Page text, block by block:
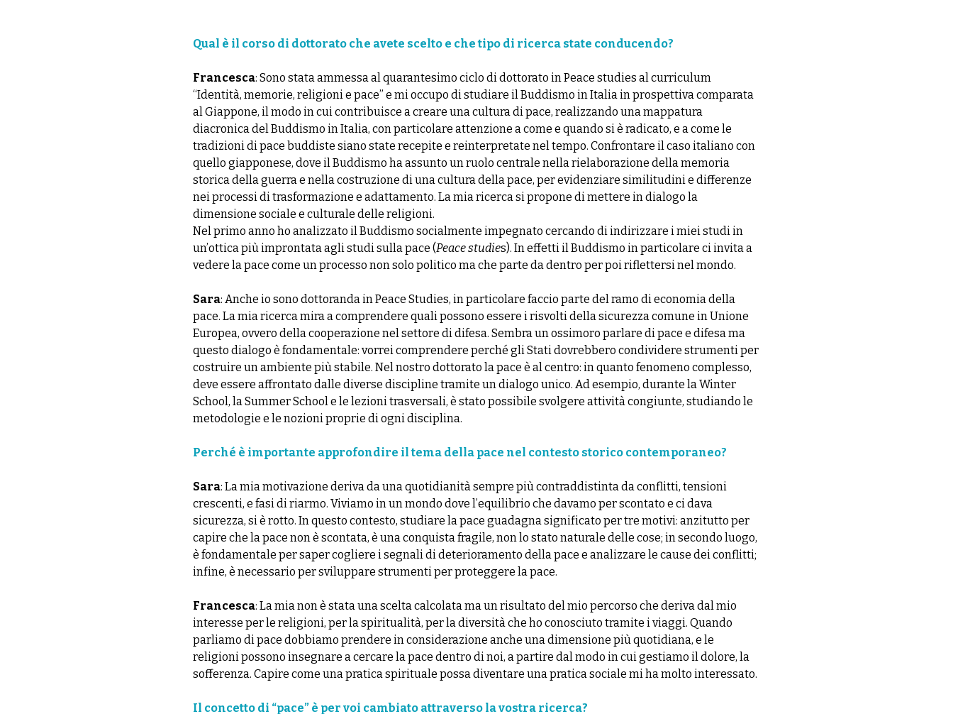
Qual è il corso di dottorato che avete scelto e che tipo di ricerca state conducendo?
Francesca: Sono stata ammessa al quarantesimo ciclo di dottorato in Peace studies al curriculum
“Identità, memorie, religioni e pace” e mi occupo di studiare il Buddismo in Italia in prospettiva comparata
al Giappone, il modo in cui contribuisce a creare una cultura di pace, realizzando una mappatura
diacronica del Buddismo in Italia, con particolare attenzione a come e quando si è radicato, e a come le
tradizioni di pace buddiste siano state recepite e reinterpretate nel tempo. Confrontare il caso italiano con
quello giapponese, dove il Buddismo ha assunto un ruolo centrale nella rielaborazione della memoria
storica della guerra e nella costruzione di una cultura della pace, per evidenziare similitudini e differenze
nei processi di trasformazione e adattamento. La mia ricerca si propone di mettere in dialogo la
dimensione sociale e culturale delle religioni.
Nel primo anno ho analizzato il Buddismo socialmente impegnato cercando di indirizzare i miei studi in
un’ottica più improntata agli studi sulla pace (Peace studies). In effetti il Buddismo in particolare ci invita a
vedere la pace come un processo non solo politico ma che parte da dentro per poi riflettersi nel mondo.
Sara: Anche io sono dottoranda in Peace Studies, in particolare faccio parte del ramo di economia della
pace. La mia ricerca mira a comprendere quali possono essere i risvolti della sicurezza comune in Unione
Europea, ovvero della cooperazione nel settore di difesa. Sembra un ossimoro parlare di pace e difesa ma
questo dialogo è fondamentale: vorrei comprendere perché gli Stati dovrebbero condividere strumenti per
costruire un ambiente più stabile. Nel nostro dottorato la pace è al centro: in quanto fenomeno complesso,
deve essere affrontato dalle diverse discipline tramite un dialogo unico. Ad esempio, durante la Winter
School, la Summer School e le lezioni trasversali, è stato possibile svolgere attività congiunte, studiando le
metodologie e le nozioni proprie di ogni disciplina.
Perché è importante approfondire il tema della pace nel contesto storico contemporaneo?
Sara: La mia motivazione deriva da una quotidianità sempre più contraddistinta da conflitti, tensioni
crescenti, e fasi di riarmo. Viviamo in un mondo dove l’equilibrio che davamo per scontato e ci dava
sicurezza, si è rotto. In questo contesto, studiare la pace guadagna significato per tre motivi: anzitutto per
capire che la pace non è scontata, è una conquista fragile, non lo stato naturale delle cose; in secondo luogo,
è fondamentale per saper cogliere i segnali di deterioramento della pace e analizzare le cause dei conflitti;
infine, è necessario per sviluppare strumenti per proteggere la pace.
Francesca: La mia non è stata una scelta calcolata ma un risultato del mio percorso che deriva dal mio
interesse per le religioni, per la spiritualità, per la diversità che ho conosciuto tramite i viaggi. Quando
parliamo di pace dobbiamo prendere in considerazione anche una dimensione più quotidiana, e le
religioni possono insegnare a cercare la pace dentro di noi, a partire dal modo in cui gestiamo il dolore, la
sofferenza. Capire come una pratica spirituale possa diventare una pratica sociale mi ha molto interessato.
Il concetto di “pace” è per voi cambiato attraverso la vostra ricerca?